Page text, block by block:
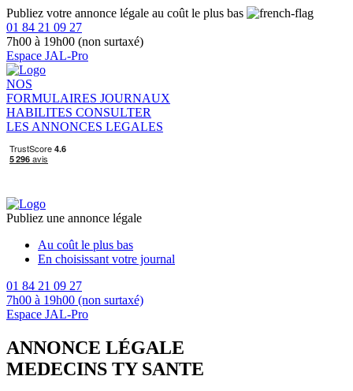
Publiez votre annonce légale au coût le plus bas
01 84 21 09 27
7h00 à 19h00 (non surtaxé)
Espace JAL-Pro
NOS
FORMULAIRES JOURNAUX
HABILITES CONSULTER
LES ANNONCES LEGALES
Publiez une annonce légale
Au coût le plus bas
En choisissant votre journal
01 84 21 09 27
7h00 à 19h00 (non surtaxé)
Espace JAL-Pro
ANNONCE LÉGALE
MEDECINS TY SANTE